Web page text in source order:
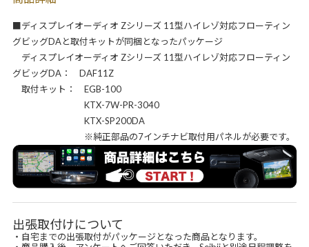
■ディスプレイオーディオ Zシリーズ 11型ハイレゾ対応フローティン
グビッグDAと取付キットが同梱となったパッケージ
ディスプレイオーディオ Zシリーズ 11型ハイレゾ対応フローティン
グビッグDA： DAF11Z
取付キット： EGB-100
KTX-7W-PR-3040
KTX-SP200DA
※純正部品の7インチナビ取付用パネルが必要です。
出張取付けについて
・自宅までの出張取付がパッケージとなった商品となります。